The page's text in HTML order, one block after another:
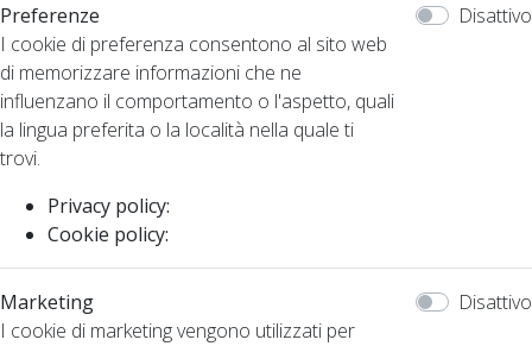
Preferenze
I cookie di preferenza consentono al sito web
di memorizzare informazioni che ne
influenzano il comportamento o l'aspetto, quali
la lingua preferita o la località nella quale ti
trovi.
Privacy policy:
Cookie policy:
Disattivo
Marketing
I cookie di marketing vengono utilizzati per
Disattivo